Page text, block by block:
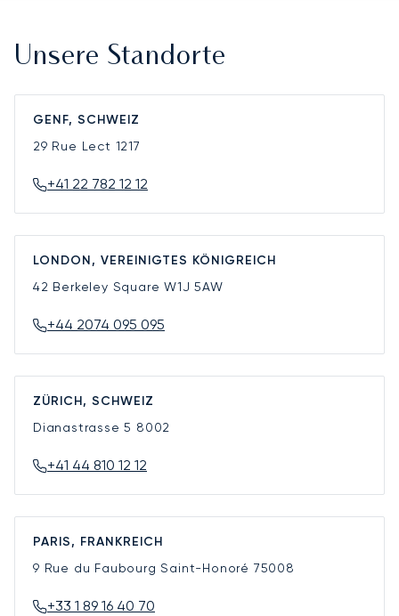
Unsere Standorte
GENF, SCHWEIZ
29 Rue Lect 1217
+41 22 782 12 12
LONDON, VEREINIGTES KÖNIGREICH
42 Berkeley SquareW1J 5AW
+44 2074 095 095
ZÜRICH, SCHWEIZ
Dianastrasse 5 8002
+41 44 810 12 12
PARIS, FRANKREICH
9 Rue du Faubourg Saint-Honoré 75008
+33 1 89 16 40 70